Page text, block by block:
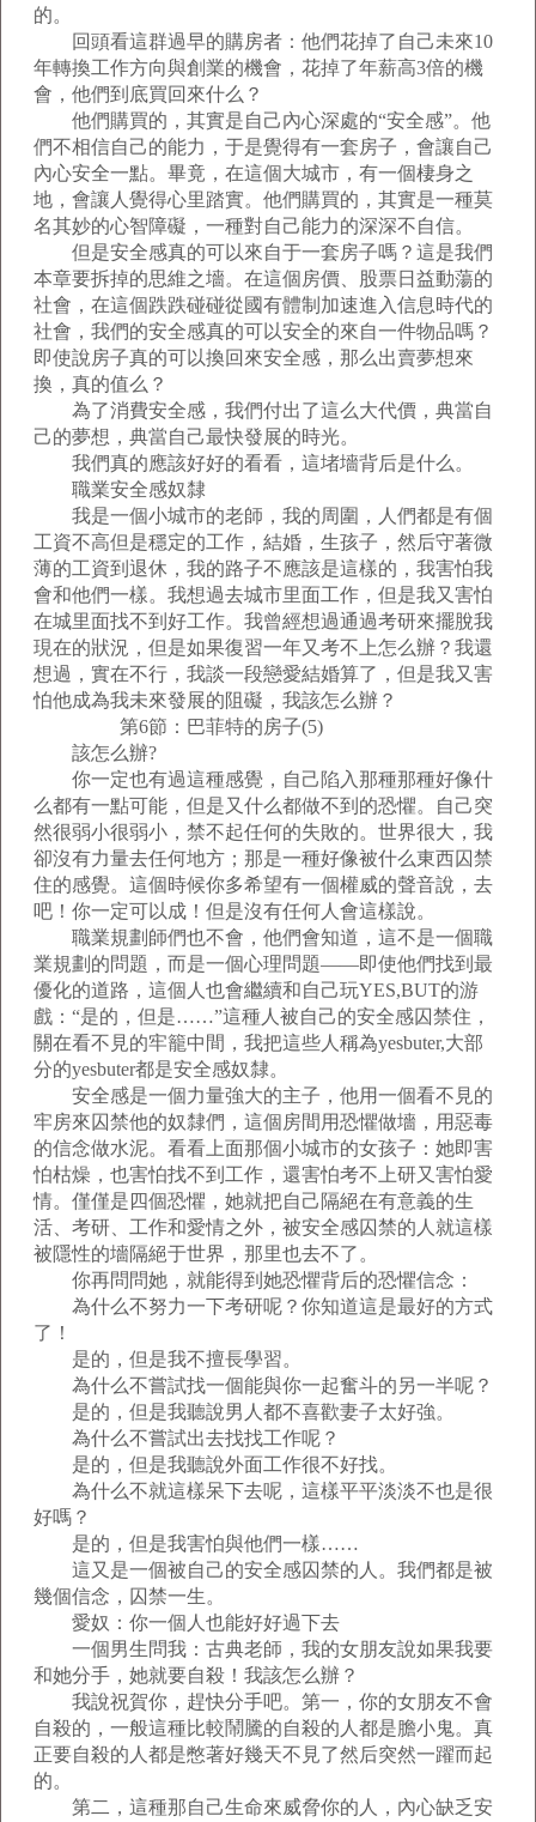
的。
回頭看這群過早的購房者：他們花掉了自己未來10
年轉換工作方向與創業的機會，花掉了年薪高3倍的機
會，他們到底買回來什么？
他們購買的，其實是自己內心深處的“安全感”。他
們不相信自己的能力，于是覺得有一套房子，會讓自己
內心安全一點。畢竟，在這個大城市，有一個棲身之
地，會讓人覺得心里踏實。他們購買的，其實是一種莫
名其妙的心智障礙，一種對自己能力的深深不自信。
但是安全感真的可以來自于一套房子嗎？這是我們
本章要拆掉的思維之墻。在這個房價、股票日益動蕩的
社會，在這個跌跌碰碰從國有體制加速進入信息時代的
社會，我們的安全感真的可以安全的來自一件物品嗎？
即使說房子真的可以換回來安全感，那么出賣夢想來
換，真的值么？
為了消費安全感，我們付出了這么大代價，典當自
己的夢想，典當自己最快發展的時光。
我們真的應該好好的看看，這堵墻背后是什么。
職業安全感奴隸
我是一個小城市的老師，我的周圍，人們都是有個
工資不高但是穩定的工作，結婚，生孩子，然后守著微
薄的工資到退休，我的路子不應該是這樣的，我害怕我
會和他們一樣。我想過去城市里面工作，但是我又害怕
在城里面找不到好工作。我曾經想過通過考研來擺脫我
現在的狀況，但是如果復習一年又考不上怎么辦？我還
想過，實在不行，我談一段戀愛結婚算了，但是我又害
怕他成為我未來發展的阻礙，我該怎么辦？
第6節：巴菲特的房子(5)
該怎么辦?
你一定也有過這種感覺，自己陷入那種那種好像什
么都有一點可能，但是又什么都做不到的恐懼。自己突
然很弱小很弱小，禁不起任何的失敗的。世界很大，我
卻沒有力量去任何地方；那是一種好像被什么東西囚禁
住的感覺。這個時候你多希望有一個權威的聲音說，去
吧！你一定可以成！但是沒有任何人會這樣說。
職業規劃師們也不會，他們會知道，這不是一個職
業規劃的問題，而是一個心理問題——即使他們找到最
優化的道路，這個人也會繼續和自己玩YES,BUT的游
戲：“是的，但是……”這種人被自己的安全感囚禁住，
關在看不見的牢籠中間，我把這些人稱為yesbuter,大部
分的yesbuter都是安全感奴隸。
安全感是一個力量強大的主子，他用一個看不見的
牢房來囚禁他的奴隸們，這個房間用恐懼做墻，用惡毒
的信念做水泥。看看上面那個小城市的女孩子：她即害
怕枯燥，也害怕找不到工作，還害怕考不上研又害怕愛
情。僅僅是四個恐懼，她就把自己隔絕在有意義的生
活、考研、工作和愛情之外，被安全感囚禁的人就這樣
被隱性的墻隔絕于世界，那里也去不了。
你再問問她，就能得到她恐懼背后的恐懼信念：
為什么不努力一下考研呢？你知道這是最好的方式
了！
是的，但是我不擅長學習。
為什么不嘗試找一個能與你一起奮斗的另一半呢？
是的，但是我聽說男人都不喜歡妻子太好強。
為什么不嘗試出去找找工作呢？
是的，但是我聽說外面工作很不好找。
為什么不就這樣呆下去呢，這樣平平淡淡不也是很
好嗎？
是的，但是我害怕與他們一樣……
這又是一個被自己的安全感囚禁的人。我們都是被
幾個信念，囚禁一生。
愛奴：你一個人也能好好過下去
一個男生問我：古典老師，我的女朋友說如果我要
和她分手，她就要自殺！我該怎么辦？
我說祝賀你，趕快分手吧。第一，你的女朋友不會
自殺的，一般這種比較鬧騰的自殺的人都是膽小鬼。真
正要自殺的人都是憋著好幾天不見了然后突然一躍而起
的。
第二，這種那自己生命來威脅你的人，內心缺乏安